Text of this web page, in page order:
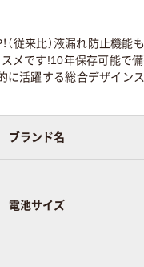
従来比）液漏れ防止機
メです!10年保存可能で
活躍する総合デザイン
ブランド名
電池サイズ